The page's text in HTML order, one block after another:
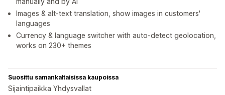
Images & alt-text translation, show images in customers'
languages
Currency & language switcher with auto-detect geolocation,
works on 230+ themes
Suosittu samankaltaisissa kaupoissa
Sijaintipaikka Yhdysvallat